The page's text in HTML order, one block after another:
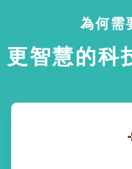
為何需
更智慧的科